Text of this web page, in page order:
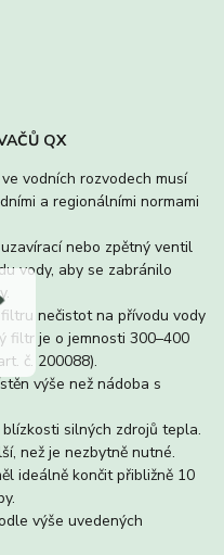
QX
vodních rozvodech musí
a regionálními normami
nebo zpětný ventil
vody, aby se zabránilo
nečistot na přívodu vody
filtr je o jemnosti 300–400
č. 200088).
výše než nádoba s
silných zdrojů tepla.
než je nezbytně nutné.
ideálně končit přibližně 10
výše uvedených